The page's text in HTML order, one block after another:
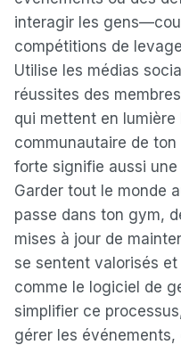
interagir les
compétitions de
Utilise les médias
réussites des
qui mettent en
communautaire de
forte signifie aussi
Garder tout le monde
passe dans ton gym,
mises à jour de
se sentent valorisés
comme le logiciel de
simplifier ce
gérer les